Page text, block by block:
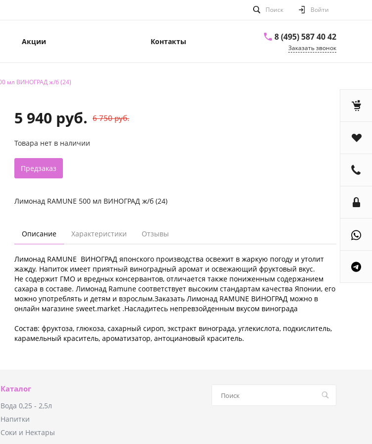
Поиск Войти
Акции Контакты 8 (495) 587 40 42
Заказать звонок
мл ВИНОГРАД ж/б (24)
5 940 руб. 6 750 руб.
Товара нет в наличии
Предзаказ
Лимонад RAMUNE 500 мл ВИНОГРАД ж/б (24)
Описание Характеристики Отзывы
Лимонад RAMUNE ВИНОГРАД японского производства освежит в жаркую погоду и утолит
жажду. Напиток имеет приятный виноградный аромат и освежающий фруктовый вкус.
Не содержит ГМО и вредных консервантов, отличается также пониженным содержанием
сахара в составе. Лимонад Ramune соответствует высоким стандартам качества Японии, его
можно употреблять и детям и взрослым.Заказать Лимонад RAMUNE ВИНОГРАД можно в
онлайн магазине sweet.market .Насладитесь непревзойденным вкусом винограда
Состав: фруктоза, глюкоза, сахарный сироп, экстракт винограда, углекислота, подкислитель,
карамельный краситель, ароматизатор, антоциановый краситель.
Каталог
Вода 0,25 - 2,5л
Напитки
Соки и Нектары